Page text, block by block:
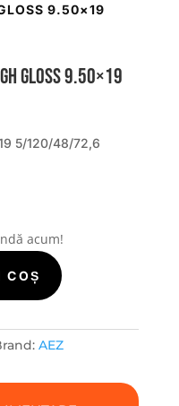
9.50×19
gloss 9.50×19
5/120/48/72,6
acum!
COȘ
AEZ